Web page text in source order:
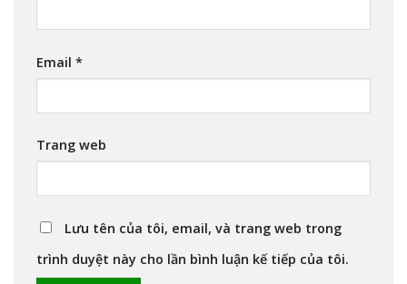
Email *
Trang web
Lưu tên của tôi, email, và trang web trong
trình duyệt này cho lần bình luận kế tiếp của tôi.